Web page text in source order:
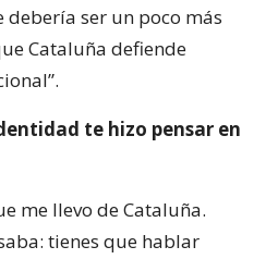
debería ser un poco más
Cataluña defiende
te hizo pensar en
me llevo de Cataluña.
tienes que hablar